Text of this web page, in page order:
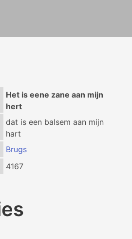
Het is eene zane aan mijn
hert
dat is een balsem aan mijn
hart
Brugs
4167